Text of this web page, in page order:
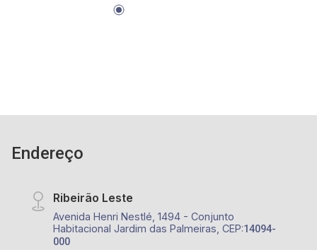
Endereço
Ribeirão Leste
Avenida Henri Nestlé, 1494 - Conjunto
Habitacional Jardim das Palmeiras, CEP:14094-
000